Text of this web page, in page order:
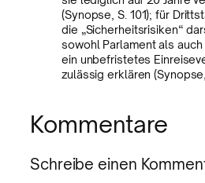
(Synopse, S. 101); für
die „Sicherheitsrisiken“
sowohl Parlament als
ein unbefristetes
zulässig erklären (Synopse,
Kommentare
Schreibe einen